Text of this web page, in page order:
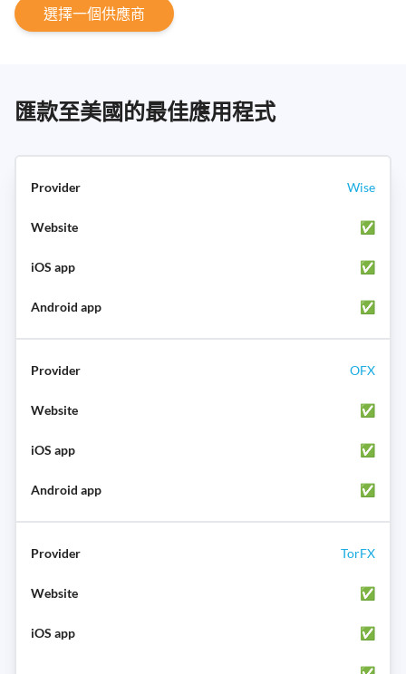
選擇一個供應商
匯款至美國的最佳應用程式
Wise
✅
✅
✅
OFX
✅
✅
✅
TorFX
✅
✅